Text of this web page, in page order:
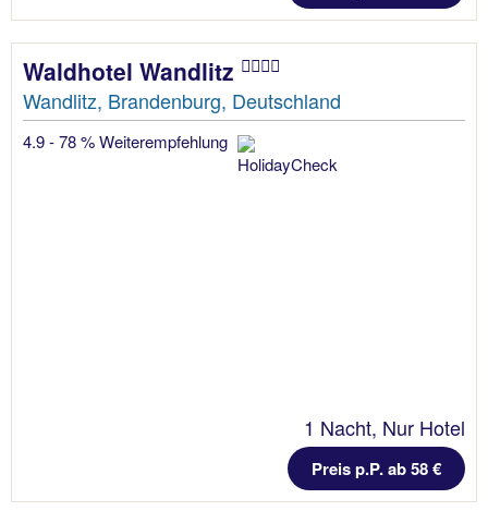
Waldhotel Wandlitz
Wandlitz, Brandenburg, Deutschland
4.9 - 78 % Weiterempfehlung
1 Nacht, Nur Hotel
Preis p.P. ab 58 €